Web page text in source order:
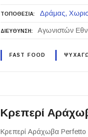
ΤΟΠΟΘΕΣΙΑ Δράμας
ΔΙΕΥΘΥΝΣΗ Αγωνιστών
FAST FOOD
Κρεπερί
Κρεπερί Αράχωβα Perfetto